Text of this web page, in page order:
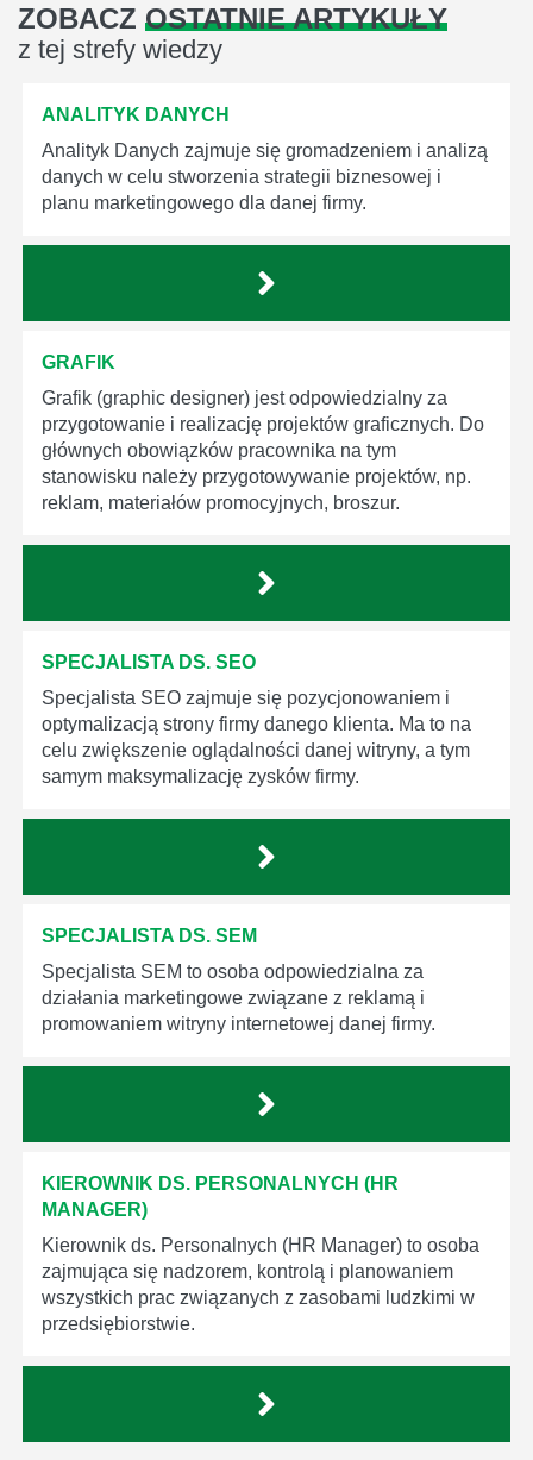
ZOBACZ OSTATNIE ARTYKUŁY
z tej strefy wiedzy
ANALITYK DANYCH
Analityk Danych zajmuje się gromadzeniem i analizą
danych w celu stworzenia strategii biznesowej i
planu marketingowego dla danej firmy.
GRAFIK
Grafik (graphic designer) jest odpowiedzialny za
przygotowanie i realizację projektów graficznych. Do
głównych obowiązków pracownika na tym
stanowisku należy przygotowywanie projektów, np.
reklam, materiałów promocyjnych, broszur.
SPECJALISTA DS. SEO
Specjalista SEO zajmuje się pozycjonowaniem i
optymalizacją strony firmy danego klienta. Ma to na
celu zwiększenie oglądalności danej witryny, a tym
samym maksymalizację zysków firmy.
SPECJALISTA DS. SEM
Specjalista SEM to osoba odpowiedzialna za
działania marketingowe związane z reklamą i
promowaniem witryny internetowej danej firmy.
KIEROWNIK DS. PERSONALNYCH (HR
MANAGER)
Kierownik ds. Personalnych (HR Manager) to osoba
zajmująca się nadzorem, kontrolą i planowaniem
wszystkich prac związanych z zasobami ludzkimi w
przedsiębiorstwie.